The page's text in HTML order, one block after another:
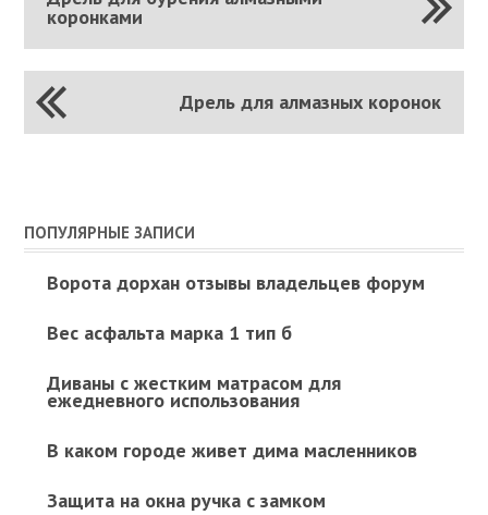
коронками
Дрель для алмазных коронок
ПОПУЛЯРНЫЕ ЗАПИСИ
Ворота дорхан отзывы владельцев форум
Вес асфальта марка 1 тип б
Диваны с жестким матрасом для
ежедневного использования
В каком городе живет дима масленников
Защита на окна ручка с замком